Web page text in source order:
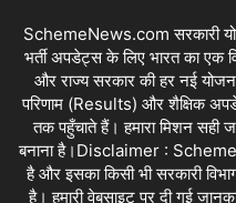
SchemeNews.com सरकारी
भर्ती अपडेट्स के लिए भारत का एक
और राज्य सरकार की हर नई
परिणाम (Results) और शैक्षिक
तक पहुँचाते हैं। हमारा मिशन सही
बनाना है।Disclaimer :
है और इसका किसी भी सरकारी
है। हमारी वेबसाइट पर दी गई